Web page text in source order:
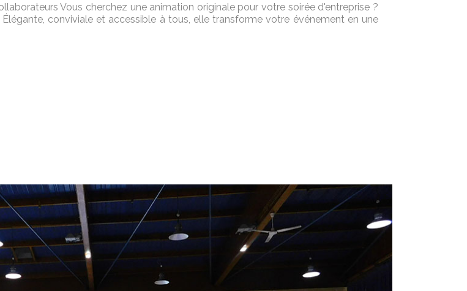
Vous cherchez une animation originale pour votre soirée d'entreprise ?
conviviale et accessible à tous, elle transforme votre événement en une